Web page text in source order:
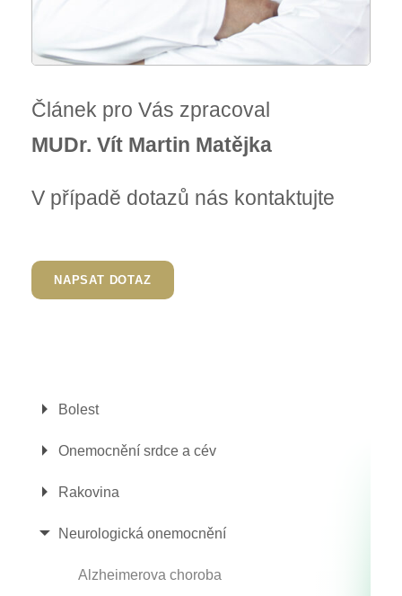
Článek pro Vás zpracoval
MUDr. Vít Martin Matějka
V případě dotazů nás kontaktujte
NAPSAT DOTAZ
Bolest
Onemocnění srdce a cév
Rakovina
Neurologická onemocnění
Alzheimerova choroba